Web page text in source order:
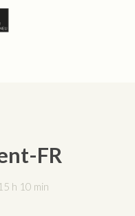
FR
h 10 min